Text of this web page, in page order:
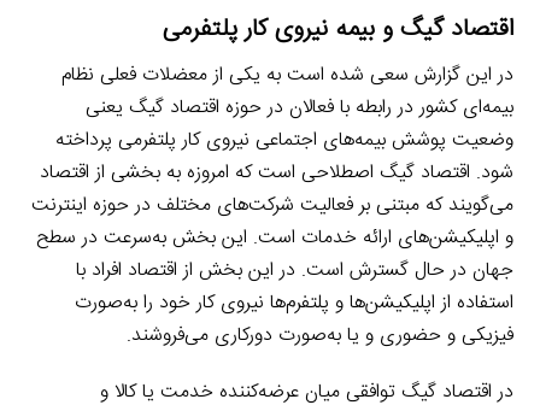
اقتصاد گیگ و بیمه نیروی کار پلتفرمی
در این گزارش سعی شده است به یکی از معضلات فعلی نظام
بیمه‌ای کشور در رابطه با فعالان در حوزه اقتصاد گیگ یعنی
وضعیت پوشش بیمه‌های اجتماعی نیروی کار پلتفرمی پرداخته
شود. اقتصاد گیگ اصطلاحی است که امروزه به بخشی از اقتصاد
می‌گویند که مبتنی بر فعالیت شرکت‌های مختلف در حوزه اینترنت
و اپلیکیشن‌های ارائه خدمات است. این بخش به‌سرعت در سطح
جهان در حال گسترش است. در این بخش از اقتصاد افراد با
استفاده از اپلیکیشن‌ها و پلتفرم‌ها نیروی کار خود را به‌صورت
فیزیکی و حضوری و یا به‌صورت دورکاری می‌فروشند.
در اقتصاد گیگ توافقی میان عرضه‌کننده خدمت یا کالا و